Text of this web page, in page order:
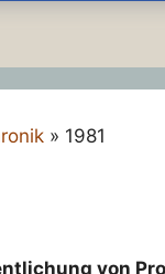
» 1981
von